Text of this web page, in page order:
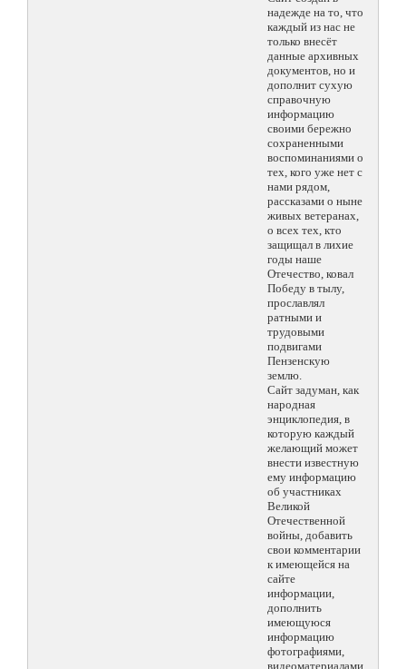
надежде на то, что
каждый из нас не
только внесёт
данные архивных
документов, но и
дополнит сухую
справочную
информацию
своими бережно
сохраненными
воспоминаниями о
тех, кого уже нет с
нами рядом,
рассказами о ныне
живых ветеранах,
о всех тех, кто
защищал в лихие
годы наше
Отечество, ковал
Победу в тылу,
прославлял
ратными и
трудовыми
подвигами
Пензенскую
землю.
Сайт задуман, как
народная
энциклопедия, в
которую каждый
желающий может
внести известную
ему информацию
об участниках
Великой
Отечественной
войны, добавить
свои комментарии
к имеющейся на
сайте
информации,
дополнить
имеющуюся
информацию
фотографиями,
видеоматериалами